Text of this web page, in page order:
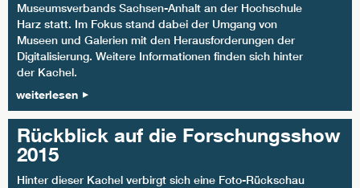
Museumsverbands Sachsen-Anhalt an der Hochschule
Harz statt. Im Fokus stand dabei der Umgang von
Museen und Galerien mit den Herausforderungen der
Digitalisierung. Weitere Informationen finden sich hinter
der Kachel.
weiterlesen
Rückblick auf die Forschungsshow
2015
Hinter dieser Kachel verbirgt sich eine Foto-Rückschau